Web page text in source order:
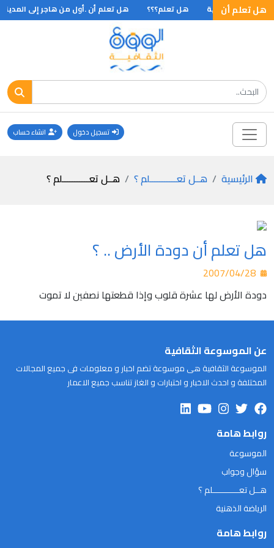
هل تعلم أن
الفترة الجليدية هل تعلم؟؟؟ هل تعلم أن .أول من هاجر إلى المدينة
تسجيل دخول انشاء حساب
الرئيسية هــل تعـــــــــــلم ؟ هــل تعـــــــــــلم ؟
هل تعلم أن دودة الأرض .. ؟
دودة الأرض لها عشرة قلوب وإذا قطعتها نصفين لا تموت
عن الموسوعة الثقافية
الموسوعة الثقافية هى موسوعة تضم اخبار و معلومات فى جميع المجالات
المختلفة و احدث الاخبار و اختبارات و الغاز تناسب جميع الاعمار
روابط هامة
الموسوعة
سؤال وجواب
هــل تعـــــــــــلم ؟
الرياضة الذهنية
روابط هامة